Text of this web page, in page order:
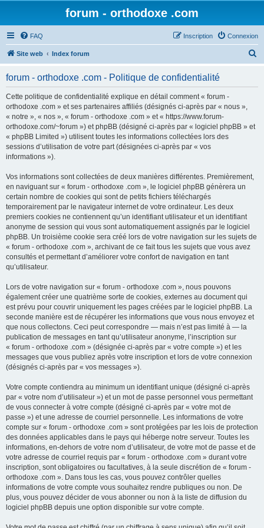
forum - orthodoxe .com
FAQ Connexion
Inscription
Site web Index forum
forum - orthodoxe .com - Politique de confidentialité
Cette politique de confidentialité explique en détail comment « forum -
orthodoxe .com » et ses partenaires affiliés (désignés ci-après par « nous »,
« notre », « nos », « forum - orthodoxe .com » et « https://www.forum-
orthodoxe.com/~forum ») et phpBB (désigné ci-après par « logiciel phpBB » et
« phpBB Limited ») utilisent toutes les informations collectées lors des
sessions d’utilisation de votre part (désignées ci-après par « vos
informations »).
Vos informations sont collectées de deux manières différentes. Premièrement,
en naviguant sur « forum - orthodoxe .com », le logiciel phpBB génèrera un
certain nombre de cookies qui sont de petits fichiers téléchargés
temporairement par le navigateur internet de votre ordinateur. Les deux
premiers cookies ne contiennent qu’un identifiant utilisateur et un identifiant
anonyme de session qui vous sont automatiquement assignés par le logiciel
phpBB. Un troisième cookie sera créé lors de votre navigation sur les sujets de
« forum - orthodoxe .com », archivant de ce fait tous les sujets que vous avez
consultés et permettant d’améliorer votre confort de navigation en tant
qu’utilisateur.
Lors de votre navigation sur « forum - orthodoxe .com », nous pouvons
également créer une quatrième sorte de cookies, externes au document qui
est prévu pour couvrir uniquement les pages créées par le logiciel phpBB. La
seconde manière est de récupérer les informations que vous nous envoyez et
que nous collectons. Ceci peut correspondre — mais n’est pas limité à — la
publication de messages en tant qu’utilisateur anonyme, l’inscription sur
« forum - orthodoxe .com » (désignée ci-après par « votre compte ») et les
messages que vous publiez après votre inscription et lors de votre connexion
(désignés ci-après par « vos messages »).
Votre compte contiendra au minimum un identifiant unique (désigné ci-après
par « votre nom d’utilisateur ») et un mot de passe personnel vous permettant
de vous connecter à votre compte (désigné ci-après par « votre mot de
passe ») et une adresse de courriel personnelle. Les informations de votre
compte sur « forum - orthodoxe .com » sont protégées par les lois de protection
des données applicables dans le pays qui héberge notre serveur. Toutes les
informations, en-dehors de votre nom d’utilisateur, de votre mot de passe et de
votre adresse de courriel requis par « forum - orthodoxe .com » durant votre
inscription, sont obligatoires ou facultatives, à la seule discrétion de « forum -
orthodoxe .com ». Dans tous les cas, vous pouvez contrôler quelles
informations de votre compte vous souhaitez rendre publiques ou non. De
plus, vous pouvez décider de vous abonner ou non à la liste de diffusion du
logiciel phpBB depuis une option disponible sur votre compte.